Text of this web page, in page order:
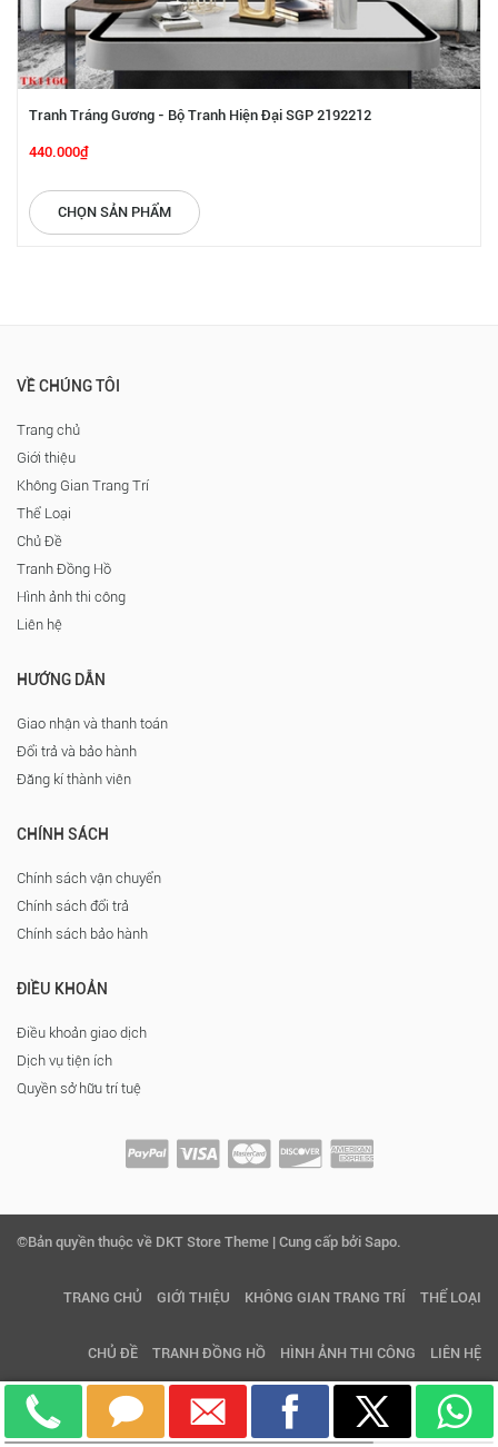
Tranh Tráng Gương - Bộ Tranh Hiện Đại SGP 2192212
440.000₫
CHỌN SẢN PHẨM
VỀ CHÚNG TÔI
Trang chủ
Giới thiệu
Không Gian Trang Trí
Thể Loại
Chủ Đề
Tranh Đồng Hồ
Hình ảnh thi công
Liên hệ
HƯỚNG DẪN
Giao nhận và thanh toán
Đổi trả và bảo hành
Đăng kí thành viên
CHÍNH SÁCH
Chính sách vận chuyển
Chính sách đổi trả
Chính sách bảo hành
ĐIỀU KHOẢN
Điều khoản giao dịch
Dịch vụ tiện ích
Quyền sở hữu trí tuệ
©Bản quyền thuộc về DKT Store Theme | Cung cấp bởi Sapo.
TRANG CHỦ GIỚI THIỆU KHÔNG GIAN TRANG TRÍ THỂ LOẠI
CHỦ ĐỀ TRANH ĐỒNG HỒ HÌNH ẢNH THI CÔNG LIÊN HỆ